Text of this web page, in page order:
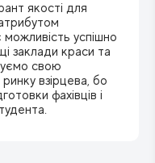
якості для
успішно
заклади краси та
свою
взірцева, бо
фахівців і